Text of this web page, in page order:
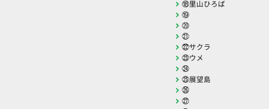
⑱里山ひろば
⑲
⑳
㉑
㉒サクラ
㉓ウメ
㉔
㉕展望島
㉖
㉗